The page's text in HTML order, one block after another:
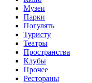
Музеи
Парки
Погулять
Туристу
Театры
Пространства
Клубы
Прочее
Рестораны